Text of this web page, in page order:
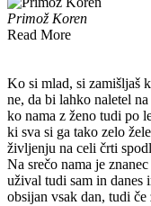
Primož Koren
Read More
Ko si mlad, si zamišljaš
ne, da bi lahko naletel
ko nama z ženo tudi po
ki sva si ga tako zelo
življenju na celi črti
Na srečo nama je
užival tudi sam in danes
obsijan vsak dan, tudi če